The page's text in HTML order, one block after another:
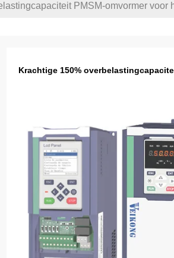
PMSM-omvormer voor
Krachtige 150%